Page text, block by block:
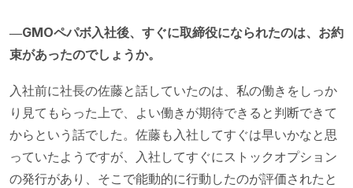
―GMOペパボ入社後、すぐに取締役になられたのは、お約
束があったのでしょうか。
入社前に社長の佐藤と話していたのは、私の働きをしっか
り見てもらった上で、よい働きが期待できると判断できて
からという話でした。佐藤も入社してすぐは早いかなと思
っていたようですが、入社してすぐにストックオプション
の発行があり、そこで能動的に行動したのが評価されたと